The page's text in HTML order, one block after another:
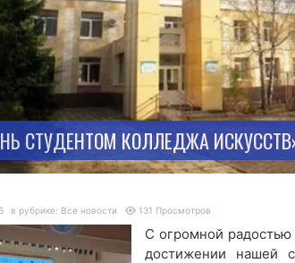
СТУДЕНТОМ КОЛЛЕДЖА
в рубрике: Все новости 131 Просмотров
С огромной
достижении нашей